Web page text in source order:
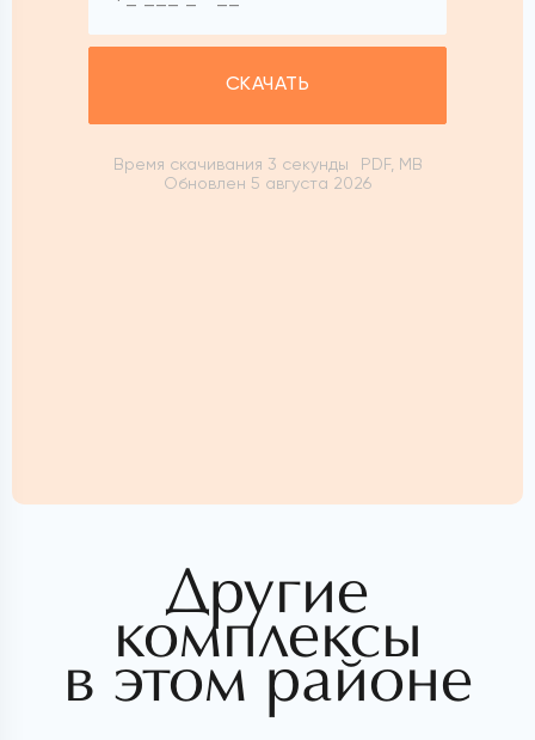
СКАЧАТЬ
Время скачивания 3 секунды
PDF, MB
Обновлен 5 августа 2026
Другие
комплексы
в этом районе